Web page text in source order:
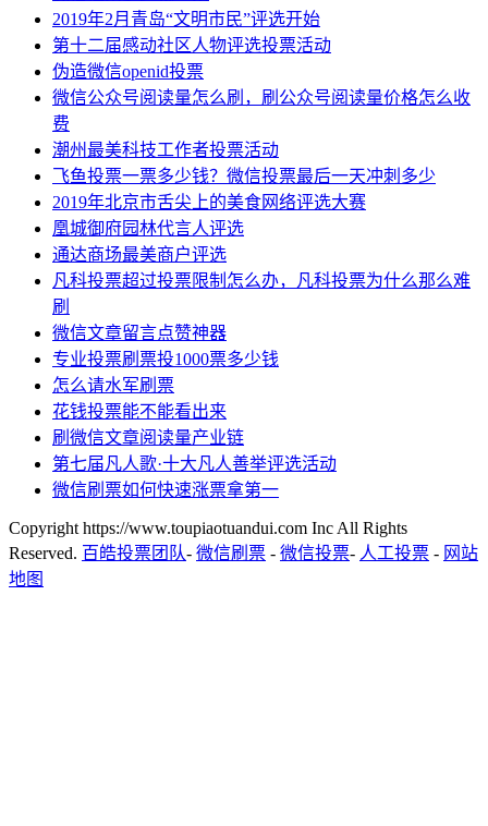
2019年2月青岛“文明市民”评选开始
第十二届感动社区人物评选投票活动
伪造微信openid投票
微信公众号阅读量怎么刷，刷公众号阅读量价格怎么收
费
潮州最美科技工作者投票活动
飞鱼投票一票多少钱？微信投票最后一天冲刺多少
2019年北京市舌尖上的美食网络评选大赛
凰城御府园林代言人评选
通达商场最美商户评选
凡科投票超过投票限制怎么办，凡科投票为什么那么难
刷
微信文章留言点赞神器
专业投票刷票投1000票多少钱
怎么请水军刷票
花钱投票能不能看出来
刷微信文章阅读量产业链
第七届凡人歌·十大凡人善举评选活动
微信刷票如何快速涨票拿第一
Copyright https://www.toupiaotuandui.com Inc All Rights
Reserved. 百皓投票团队- 微信刷票 - 微信投票- 人工投票 - 网站
地图